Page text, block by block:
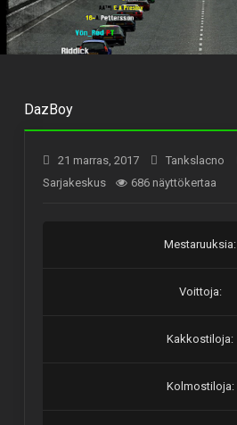
DazBoy
21 marras, 2017 Tankslacno
Sarjakeskus
686 näyttökertaa
Mestaruuksia:
Voittoja:
Kakkostiloja:
Kolmostiloja: